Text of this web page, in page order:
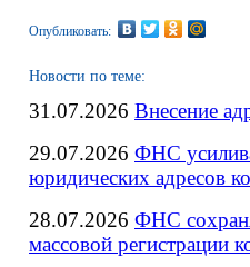
Опубликовать:
Новости по теме:
31.07.2026 Внесение
29.07.2026 ФНС
юридических адресов
28.07.2026 ФНС
массовой регистрации